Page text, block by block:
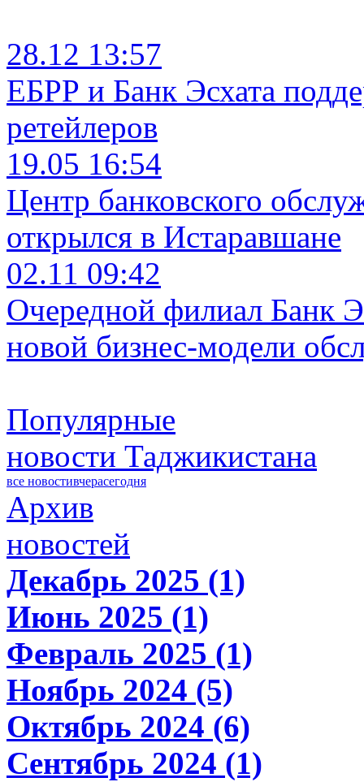
28.12 13:57
ЕБРР и Банк Эсхата
ретейлеров
19.05 16:54
Центр банковского
открылся в Истаравшане
02.11 09:42
Очередной филиал Банк
новой бизнес-модели
Популярные
новости Таджикистана
все новостивчерасегодня
Архив
новостей
Декабрь 2025 (1)
Июнь 2025 (1)
Февраль 2025 (1)
Ноябрь 2024 (5)
Октябрь 2024 (6)
Сентябрь 2024 (1)